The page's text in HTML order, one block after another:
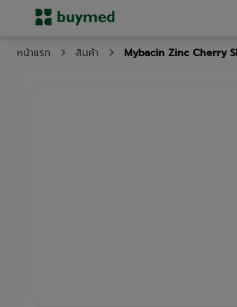
หน้าแรก สินค้า Mybacin Zinc Cherry